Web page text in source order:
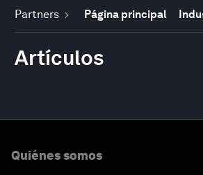
Partners Página principal
Artículos
Quiénes somos